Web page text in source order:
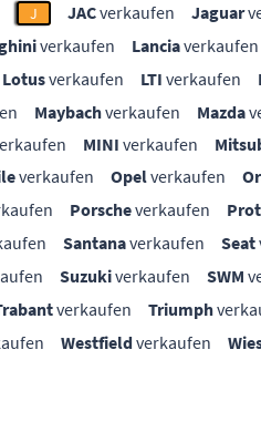
J JACverkaufen Jaguar
verkaufen Lanciaverkaufen
Lotusverkaufen LTI verkaufen
Maybachverkaufen Mazda
MINI verkaufen
verkaufen Opelverkaufen
Porscheverkaufen
Santanaverkaufen Seat
Suzukiverkaufen SWM
verkaufen Triumph
Westfieldverkaufen